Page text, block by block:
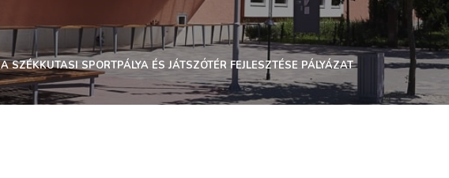
A SZÉKKUTASI SPORTPÁLYA ÉS JÁTSZÓTÉR FEJLESZTÉSE PÁLYÁZAT